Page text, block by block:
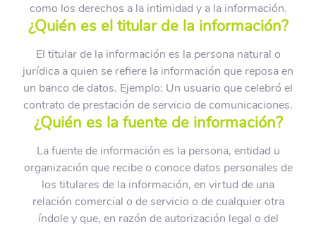
como los derechos a la intimidad y a la información.
¿Quién es el titular de la información?
El titular de la información es la persona natural o
jurídica a quien se refiere la información que reposa en
un banco de datos. Ejemplo: Un usuario que celebró el
contrato de prestación de servicio de comunicaciones.
¿Quién es la fuente de información?
La fuente de información es la persona, entidad u
organización que recibe o conoce datos personales de
los titulares de la información, en virtud de una
relación comercial o de servicio o de cualquier otra
índole y que, en razón de autorización legal o del